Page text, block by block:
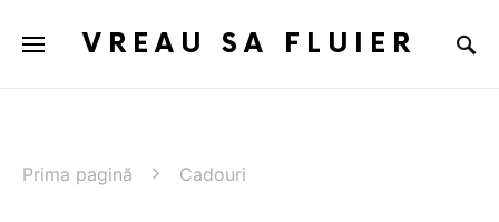
VREAU SA FLUIER
Prima pagină Cadouri